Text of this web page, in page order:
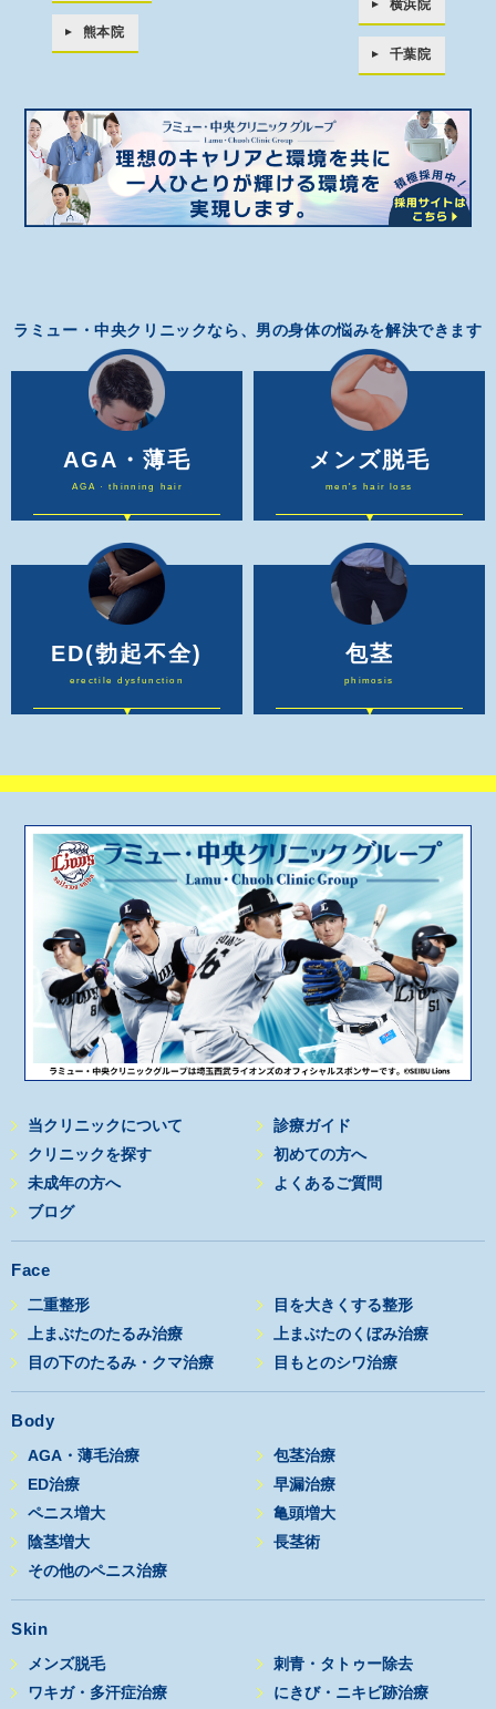
横浜院
千葉院
熊本院
ラミュー・中央クリニックなら、男の身体の悩みを解決できます
AGA・薄毛
AGA · thinning hair
メンズ脱毛
men's hair loss
ED(勃起不全)
erectile dysfunction
包茎
phimosis
当クリニックについて
診療ガイド
クリニックを探す
初めての方へ
未成年の方へ
よくあるご質問
ブログ
Face
二重整形
目を大きくする整形
上まぶたのたるみ治療
上まぶたのくぼみ治療
目の下のたるみ・クマ治療
目もとのシワ治療
Body
AGA・薄毛治療
包茎治療
ED治療
早漏治療
ペニス増大
亀頭増大
陰茎増大
長茎術
その他のペニス治療
Skin
メンズ脱毛
刺青・タトゥー除去
ワキガ・多汗症治療
にきび・ニキビ跡治療